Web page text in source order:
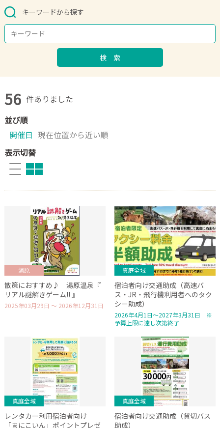
キーワードから探す
検 索
56 件ありました
並び順
開催日 現在位置から近い順
表示切替
湯原
散策におすすめ♪ 湯原温泉『
リアル謎解きゲーム!! 』
2025年03月29日 ～ 2026年12月31日
真庭全域
宿泊者向け交通助成（高速バ
ス・JR・飛行機利用者へのタク
シー助成）
2026年4月1日～2027年3月31日 ※
予算上限に達し次第終了
真庭全域
レンタカー利用宿泊者向け
「まにこいん」ポイントプレゼ
真庭全域
宿泊者向け交通助成（貸切バス
助成）